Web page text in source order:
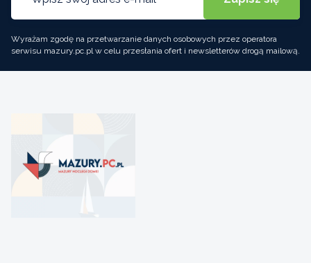
Wyrażam zgodę na przetwarzanie danych osobowych przez operatora
serwisu mazury.pc.pl w celu przesłania ofert i newsletterów drogą mailową.